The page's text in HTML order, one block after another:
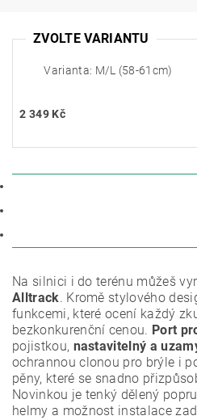
ZVOLTE VARIANTU
Varianta: M/L (58-61cm)
2 349 Kč
Na silnici i do terénu můžeš
Alltrack. Kromě stylového
funkcemi, které ocení každý
bezkonkurenční cenou. Port
pojistkou, nastavitelný a
ochrannou clonou pro brýle i
pěny, které se snadno
Novinkou je tenký dělený
helmy a možnost instalace